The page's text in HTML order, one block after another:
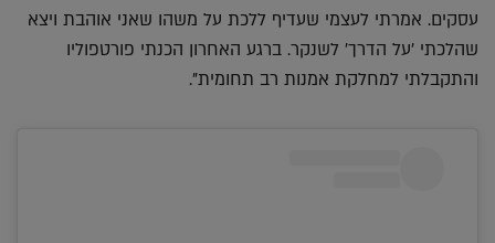
עסקים. אמרתי לעצמי שעדיף ללכת על משהו שאני אוהבת ויצא
שהלכתי 'על הדרך' לשנקר. ברגע האחרון הכנתי פורטפוליו
והתקבלתי למחלקת אמנות רב תחומית".